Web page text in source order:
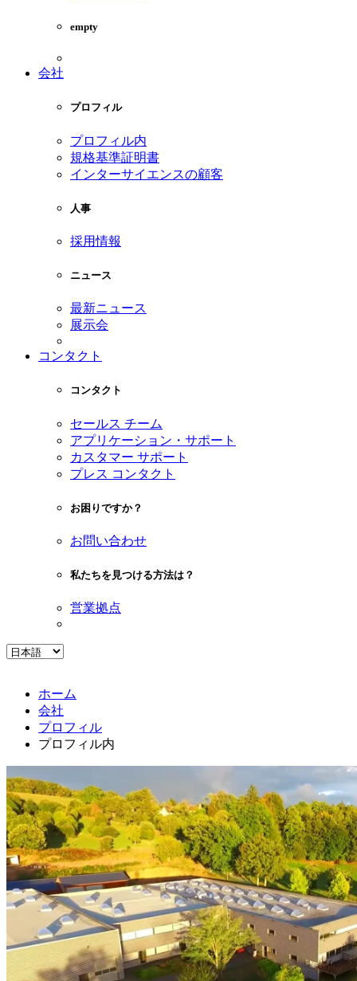
empty
会社
プロフィル
プロフィル内
規格基準証明書
インターサイエンスの顧客
人事
採用情報
ニュース
最新ニュース
展示会
コンタクト
コンタクト
セールス チーム
アプリケーション・サポート
カスタマー サポート
プレス コンタクト
お困りですか？
お問い合わせ
私たちを見つける方法は？
営業拠点
ホーム
会社
プロフィル
プロフィル内